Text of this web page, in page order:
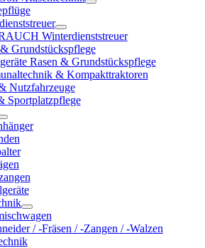
Winterdienststreuer
Grundstückspflege
Rasen & Grundstückspflege
& Kompakttraktoren
Nutzfahrzeuge
Sportplatzpflege
/ -Fräsen / -Zangen / -Walzen